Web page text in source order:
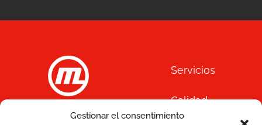
Gestionar el consentimiento
C/ Joan Monpeó, 31 -37
Servicios
Calidad